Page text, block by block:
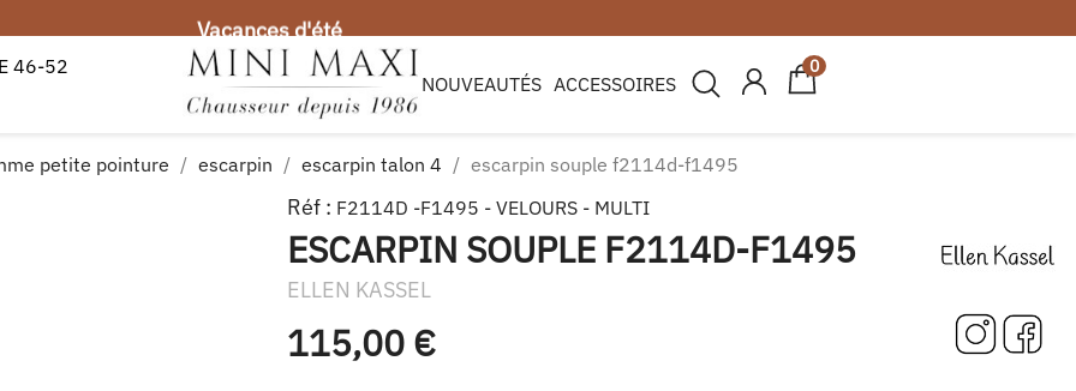
Vacances d'été
1er et le 19 août, sera expédiée à partir du 20 août. Merci de votre compréhension.
46-52
NOUVEAUTÉS ACCESSOIRES
0
petite pointure escarpin escarpin talon 4 escarpin souple f2114d-f1495
Réf : F2114D -F1495 - VELOURS - MULTI
ESCARPIN SOUPLE F2114D-F1495
ELLEN KASSEL
115,00 €